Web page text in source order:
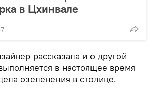
в Цхинвале
рассказала и о другой
в настоящее время
озеленения в столице.